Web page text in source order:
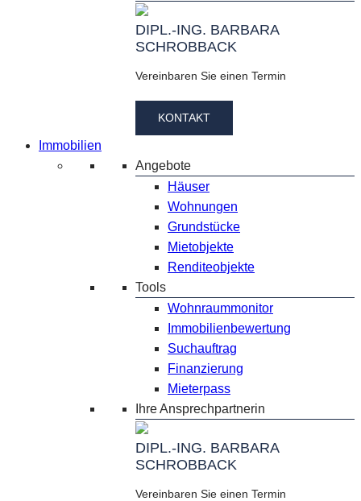
DIPL.-ING. BARBARA
SCHROBBACK
Vereinbaren Sie einen Termin
KONTAKT
Immobilien
Angebote
Häuser
Wohnungen
Grundstücke
Mietobjekte
Renditeobjekte
Tools
Wohnraummonitor
Immobilienbewertung
Suchauftrag
Finanzierung
Mieterpass
Ihre Ansprechpartnerin
DIPL.-ING. BARBARA
SCHROBBACK
Vereinbaren Sie einen Termin